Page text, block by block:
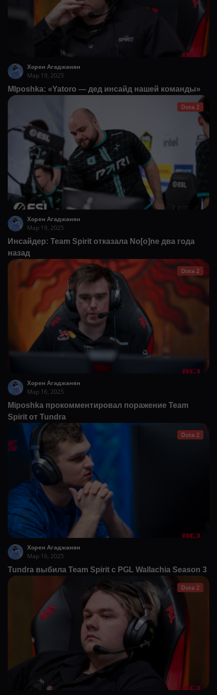
Хорен Агаджанян
Мар 19, 2025
MIposhka: «Yatoro — дед инсайд нашей команды»
Dota 2
Хорен Агаджанян
Мар 19, 2025
Инсайдер: Team Spirit отказала No[o]ne два года
назад
Dota 2
Хорен Агаджанян
Мар 16, 2025
Miposhka прокомментировал поражение Team
Spirit от Tundra
Dota 2
Хорен Агаджанян
Мар 16, 2025
Tundra выбила Team Spirit с PGL Wallachia Season 3
Dota 2